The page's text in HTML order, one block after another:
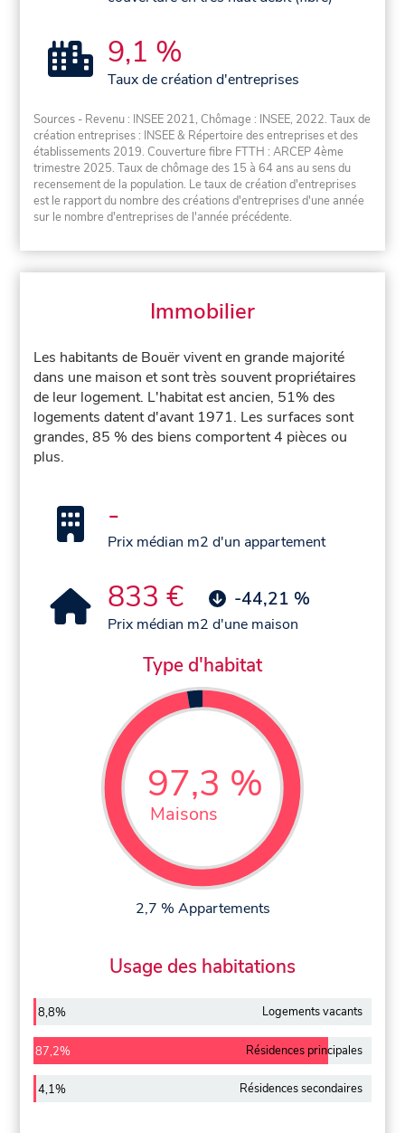
9,1 %
Taux de création d'entreprises
Sources - Revenu : INSEE 2021, Chômage : INSEE, 2022. Taux de
création entreprises : INSEE & Répertoire des entreprises et des
établissements 2019. Couverture fibre FTTH : ARCEP 4ème
trimestre 2025. Taux de chômage des 15 à 64 ans au sens du
recensement de la population. Le taux de création d'entreprises
est le rapport du nombre des créations d'entreprises d'une année
sur le nombre d'entreprises de l'année précédente.
Immobilier
Les habitants de Bouër vivent en grande majorité
dans une maison et sont très souvent propriétaires
de leur logement. L'habitat est ancien, 51% des
logements datent d'avant 1971. Les surfaces sont
grandes, 85 % des biens comportent 4 pièces ou
plus.
-
Prix médian m2 d'un appartement
833 € -44,21 %
Prix médian m2 d'une maison
Type d'habitat
97,3 %
Maisons
2,7 % Appartements
Usage des habitations
8,8% Logements vacants
87,2% Résidences principales
4,1% Résidences secondaires